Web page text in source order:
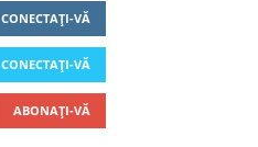
CONECTAȚI-VĂ
CONECTAȚI-VĂ
ABONAȚI-VĂ